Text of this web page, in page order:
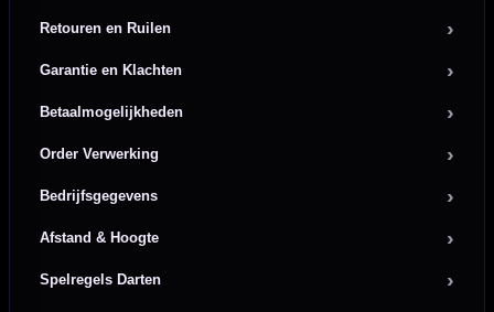
Retouren en Ruilen
Garantie en Klachten
Betaalmogelijkheden
Order Verwerking
Bedrijfsgegevens
Afstand & Hoogte
Spelregels Darten